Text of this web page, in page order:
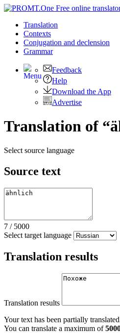
Translation
Contexts
Conjugation and declension
Grammar
Feedback
Help
Download the App
Advertise
Translation of
Select source language
Source text
7 / 5000
Select target language
Translation results
Translation results
Your text has been partially
You can translate a maximum of